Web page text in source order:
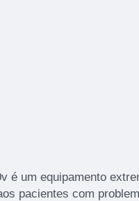
é um equipamento
pacientes com